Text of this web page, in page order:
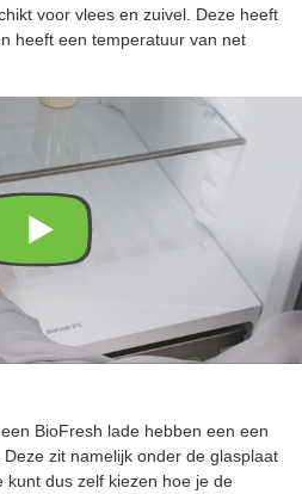
voor vlees en zuivel. Deze heeft
heeft een temperatuur van net
BioFresh lade hebben een een
zit namelijk onder de glasplaat
dus zelf kiezen hoe je de